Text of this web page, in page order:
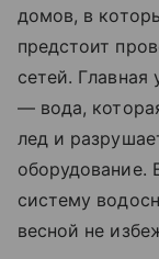
домов, в
предстоит
сетей.
— вода,
лед и
оборудование.
систему
весной не